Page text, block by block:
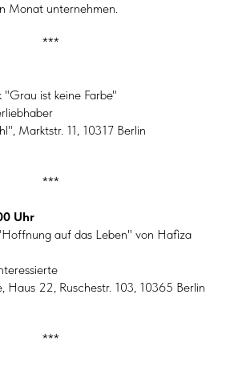
Monat unternehmen.
***
"Grau ist keine Farbe"
Marktstr. 11, 10317 Berlin
***
Uhr
auf das Leben" von Hafiza
Haus 22, Ruschestr. 103, 10365 Berlin
***